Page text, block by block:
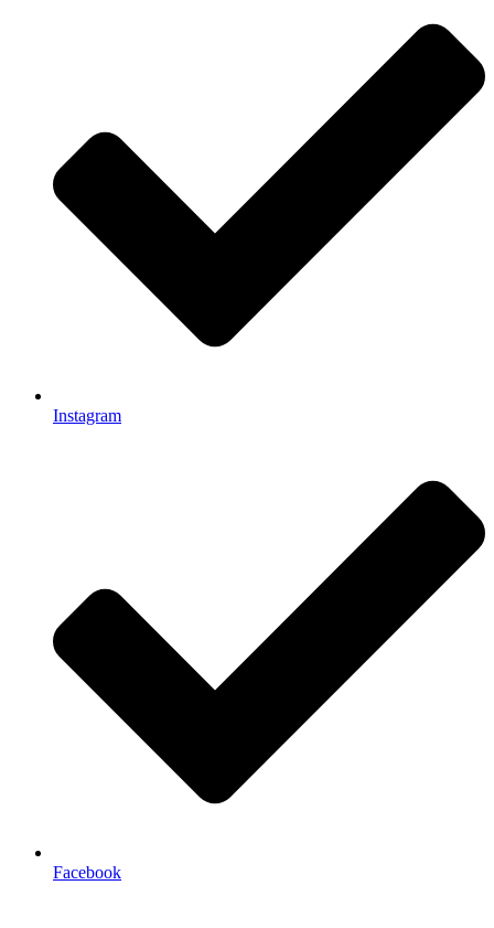
Instagram
Facebook